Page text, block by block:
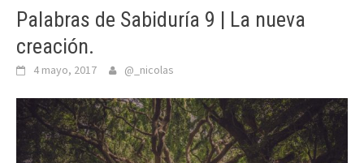
Palabras de Sabiduría 9 | La nueva
creación.
4 mayo, 2017 @_nicolas